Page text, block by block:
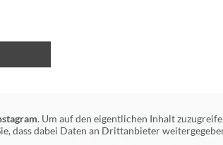
. Um auf den eigentlichen Inhalt
dass dabei Daten an Drittanbieter